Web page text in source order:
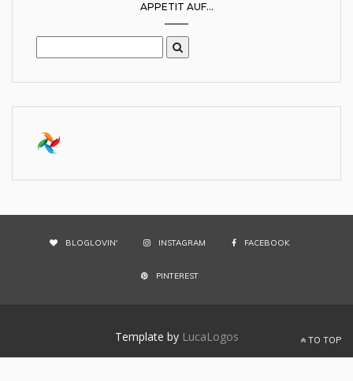
APPETIT AUF...
BLOGLOVIN' INSTAGRAM FACEBOOK
PINTEREST
Template by LucaLogos TO TOP